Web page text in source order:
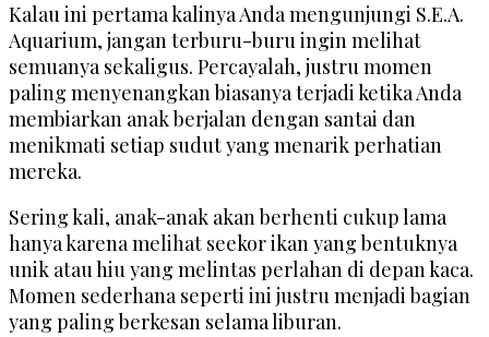
Kalau ini pertama kalinya Anda mengunjungi S.E.A.
Aquarium, jangan terburu-buru ingin melihat
semuanya sekaligus. Percayalah, justru momen
paling menyenangkan biasanya terjadi ketika Anda
membiarkan anak berjalan dengan santai dan
menikmati setiap sudut yang menarik perhatian
mereka.
Sering kali, anak-anak akan berhenti cukup lama
hanya karena melihat seekor ikan yang bentuknya
unik atau hiu yang melintas perlahan di depan kaca.
Momen sederhana seperti ini justru menjadi bagian
yang paling berkesan selama liburan.